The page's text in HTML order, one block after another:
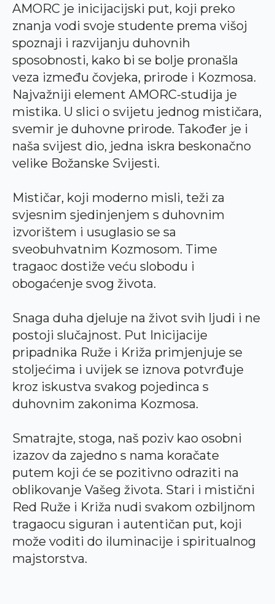
AMORC je inicijacijski put, koji preko
znanja vodi svoje studente prema višoj
spoznaji i razvijanju duhovnih
sposobnosti, kako bi se bolje pronašla
veza između čovjeka, prirode i Kozmosa.
Najvažniji element AMORC-studija je
mistika. U slici o svijetu jednog mističara,
svemir je duhovne prirode. Također je i
naša svijest dio, jedna iskra beskonačno
velike Božanske Svijesti.
Mističar, koji moderno misli, teži za
svjesnim sjedinjenjem s duhovnim
izvorištem i usuglasio se sa
sveobuhvatnim Kozmosom. Time
tragaoc dostiže veću slobodu i
obogaćenje svog života.
Snaga duha djeluje na život svih ljudi i ne
postoji slučajnost. Put Inicijacije
pripadnika Ruže i Križa primjenjuje se
stoljećima i uvijek se iznova potvrđuje
kroz iskustva svakog pojedinca s
duhovnim zakonima Kozmosa.
Smatrajte, stoga, naš poziv kao osobni
izazov da zajedno s nama koračate
putem koji će se pozitivno odraziti na
oblikovanje Vašeg života. Stari i mistični
Red Ruže i Križa nudi svakom ozbiljnom
tragaocu siguran i autentičan put, koji
može voditi do iluminacije i spiritualnog
majstorstva.